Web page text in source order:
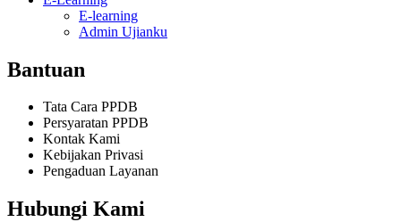
E-learning
Admin Ujianku
Bantuan
Tata Cara PPDB
Persyaratan PPDB
Kontak Kami
Kebijakan Privasi
Pengaduan Layanan
Hubungi Kami